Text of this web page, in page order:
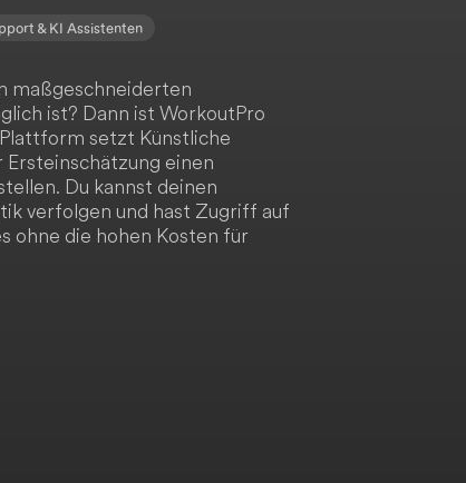
& KI Assistenten
maßgeschneiderten
ist? Dann ist WorkoutPro
setzt Künstliche
einen
Du kannst deinen
verfolgen und hast Zugriff auf
ohne die hohen Kosten für